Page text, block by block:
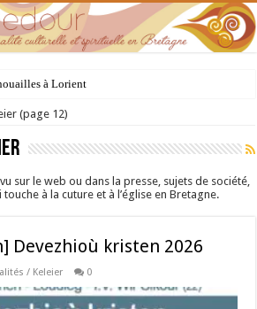
de Dol, père de la Bretagne chrétienne
(page 12)
sur le web ou dans la presse, sujets de société,
à la cuture et à l’église en Bretagne.
Devezhioù kristen 2026
/ Keleier 0